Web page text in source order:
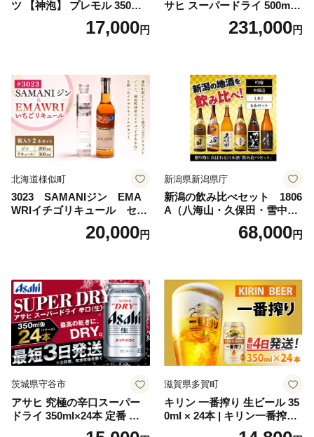
ツ 【神泡】 プレモル 350ml
× 24本 サントリー〈天然水の
ビール工場〉群馬※沖縄・離
17,000円
サヒ スーパードライ 500ml 2
4本 1ケース×11ヶ月 | アサヒ
ビール 究極の辛口 酒 お酒 ア
uper dry 11回 缶ビール 缶 ギ
フト 内祝い 茨城県守谷市 送
料無料
231,000円
北海道様似町
3023 SAMANIジン EMA
WRIイチゴリキュール セッ
ト（箱入り）【大人の味 酒
お酒 洋酒 スピリッツ クラフ
セット 詰め合わせ カクテル
ソーダ割り アルコール ロッ
ク ソーダ ジントニック 】
20,000円
新潟県新潟県庁
新潟の飲み比べセット 1806
A（八海山・久保田・雪中
梅・越乃寒梅・かたふね・千
68,000円
茨城県守谷市
アサヒ 究極の辛口スーパー
ドライ 350ml×24本 定番 ビー
ル 缶ビール 酒 お酒 アルコー
滋賀県多賀町
キリン 一番搾り 生ビール 35
0ml × 24本 | キリン一番搾り
キリンビール 一番搾り ビー